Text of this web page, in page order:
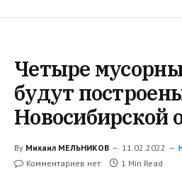
Четыре
будут
Новосибирской
By Михаил МЕЛЬНИКОВ 11.02.2022
Комментариев нет 1 Min Read